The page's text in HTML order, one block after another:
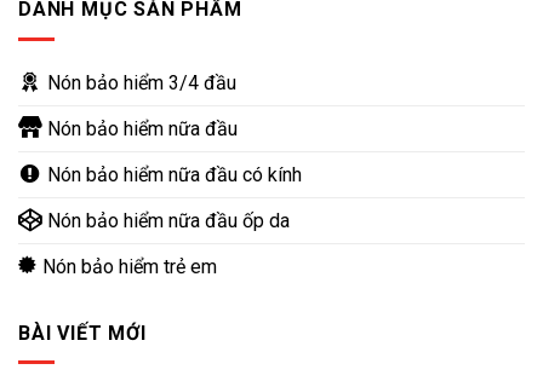
DANH MỤC SẢN PHẨM
Nón bảo hiểm 3/4 đầu
Nón bảo hiểm nữa đầu
Nón bảo hiểm nữa đầu có kính
Nón bảo hiểm nữa đầu ốp da
Nón bảo hiểm trẻ em
BÀI VIẾT MỚI